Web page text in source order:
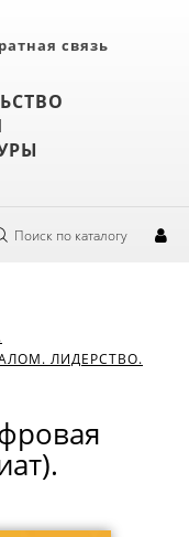
связь
Поиск по каталогу
ЛИДЕРСТВО.